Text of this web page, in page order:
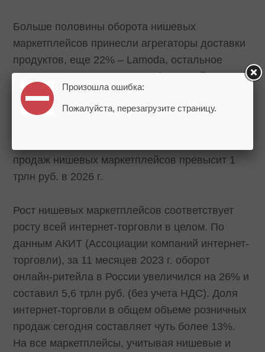
Больше половины оборота нишевых
маркетплейсов принесли агрегаторы доставки
продуктов, еще 22% – Lamoda, остальное
пришлось на других игроков («Детский мир»,
«М.видео» и проч.), отмечается в
исследовании.
продаж нишевых маркетплейсов превысит 1
трлн руб. в 2026 г.
Рост нишевых маркетплейсов соответствует
росту всей интернет-торговли в целом. По
данным АКИТ (Ассоциации компаний интернет-
торговли), за 11 месяцев 2023 г. оборот
онлайн-ритейла в России увеличился на 26% и
составил 5,6 трлн руб. (без учета НДС). Доля
интернет-торговли в общем объеме розничных
продаж сегодня составляет чуть более 13%.
На все маркетплейсы, учитывая нишевые и
Произошла ошибка:
Пожалуйста, перезагрузите страницу.